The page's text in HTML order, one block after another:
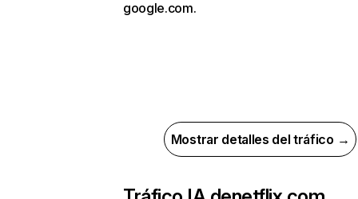
google.com.
Mostrar detalles del tráfico →